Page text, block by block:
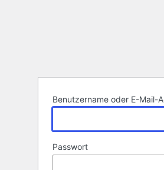
Benutzername oder E-Mail-
Passwort